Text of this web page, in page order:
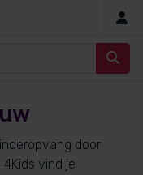
door
4Kids vind je